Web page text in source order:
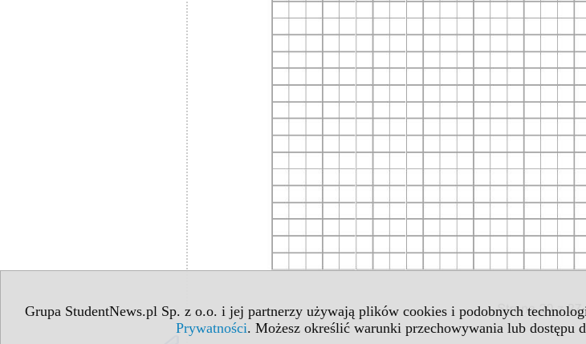
Grupa StudentNews.pl Sp. z o.o. i jej partnerzy używają plików cookies i podobnych
Prywatności. Możesz określić warunki przechowywania lub dostępu